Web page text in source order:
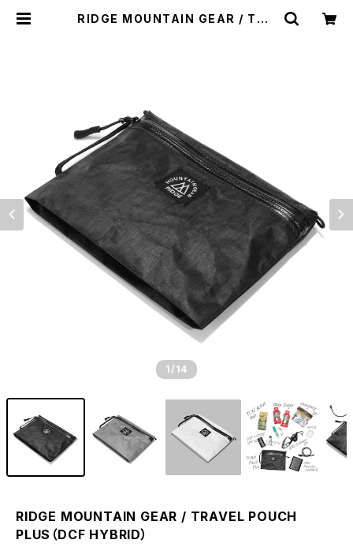
RIDGE MOUNTAIN GEAR / TRA
1 /14
RIDGE MOUNTAIN GEAR / TRAVEL POUCH
PLUS（DCF HYBRID）